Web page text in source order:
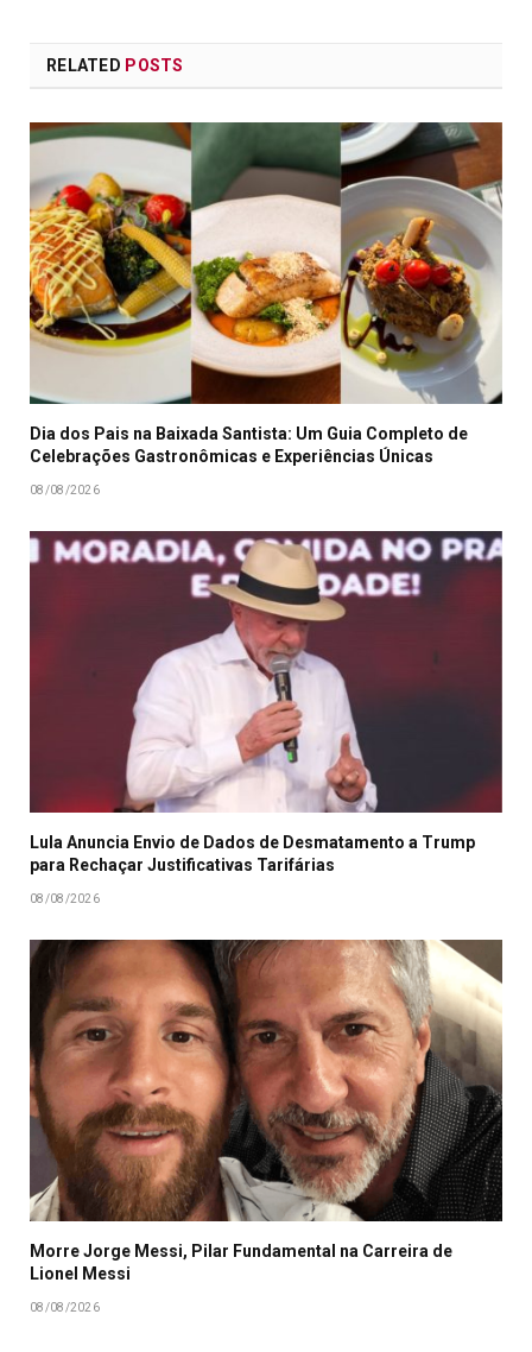
RELATED POSTS
Dia dos Pais na Baixada Santista: Um Guia Completo de
Celebrações Gastronômicas e Experiências Únicas
08/08/2026
Lula Anuncia Envio de Dados de Desmatamento a Trump
para Rechaçar Justificativas Tarifárias
08/08/2026
Morre Jorge Messi, Pilar Fundamental na Carreira de
Lionel Messi
08/08/2026